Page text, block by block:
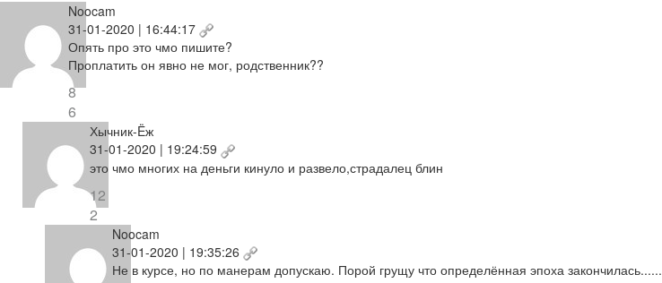
Noocam
31-01-2020 | 16:44:17
Опять про это чмо пишите?
Проплатить он явно не мог, родственник??
8
6
Хычник-Ëж
31-01-2020 | 19:24:59
это чмо многих на деньги кинуло и развело,страдалец блин
12
2
Noocam
31-01-2020 | 19:35:26
Не в курсе, но по манерам допускаю. Порой грущу что определённая эпоха закончилась......